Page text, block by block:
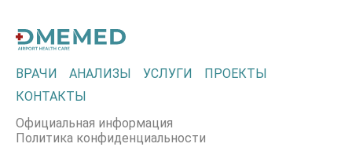
ВРАЧИ АНАЛИЗЫ УСЛУГИ
ПРОЕКТЫ
КОНТАКТЫ
Официальная информация
Политика конфиденциальности